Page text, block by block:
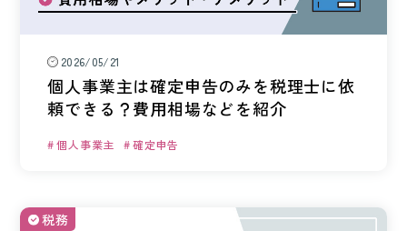
各種お問い合わせ
受付時間：8:30-17:30 / 定休日：土・日・祝日
092-406-6736
メールでのお問い合わせ
2026/05/21
個人事業主は確定申告のみを税理士に依
頼できる？費用相場などを紹介
個人事業主 確定申告
税務